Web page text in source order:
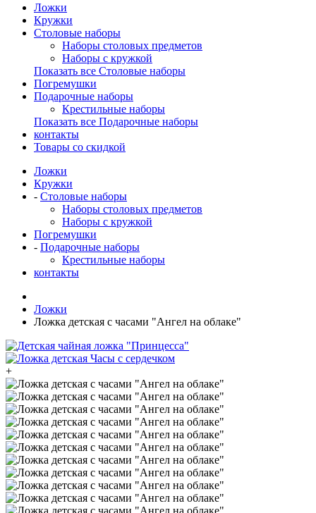
Ложки
Кружки
Столовые наборы
Наборы столовых предметов
Наборы с кружкой
Показать все Столовые наборы
Погремушки
Подарочные наборы
Крестильные наборы
Показать все Подарочные наборы
контакты
Товары со скидкой
Ложки
Кружки
- Столовые наборы
Наборы столовых предметов
Наборы с кружкой
Погремушки
- Подарочные наборы
Крестильные наборы
контакты
Ложки
Ложка детская с часами "Ангел на облаке"
+